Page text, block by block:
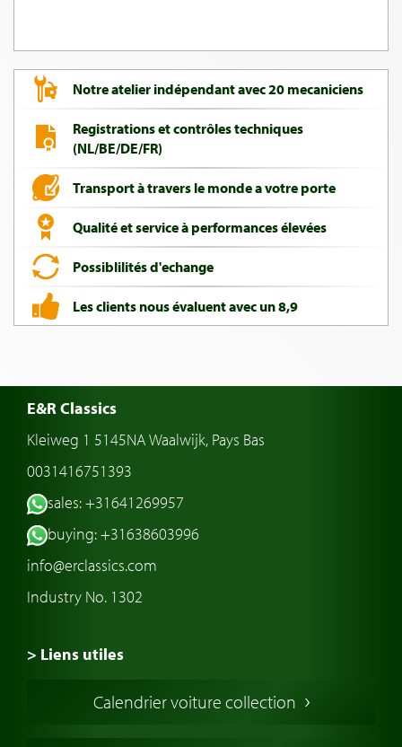
Notre atelier indépendant avec 20 mecaniciens
Registrations et contrôles techniques
(NL/BE/DE/FR)
Transport à travers le monde a votre porte
Qualité et service à performances élevées
Possiblilités d'echange
Les clients nous évaluent avec un 8,9
E&R Classics
Kleiweg 1 5145NA Waalwijk, Pays Bas
0031416751393
sales: +31641269957
buying: +31638603996
info@erclassics.com
Industry No. 1302
> Liens utiles
Voiture Collection Europe
Calendrier voiture collection